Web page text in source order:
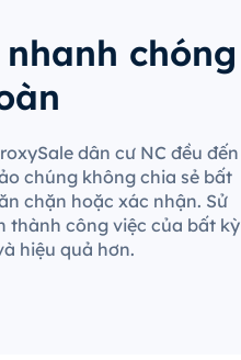
chóng
dân cư NC đều đến
chúng không chia sẻ bất
chặn hoặc xác nhận. Sử
thành công việc của bất kỳ
hiệu quả hơn.